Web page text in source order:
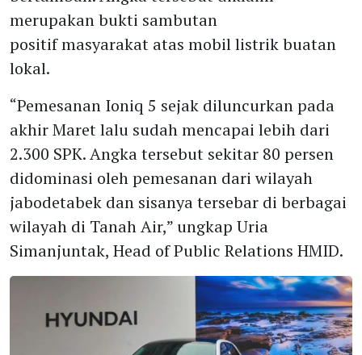
merupakan bukti sambutan
positif masyarakat atas mobil listrik buatan
lokal.
“Pemesanan Ioniq 5 sejak diluncurkan pada
akhir Maret lalu sudah mencapai lebih dari
2.300 SPK. Angka tersebut sekitar 80 persen
didominasi oleh pemesanan dari wilayah
jabodetabek dan sisanya tersebar di berbagai
wilayah di Tanah Air,” ungkap Uria
Simanjuntak, Head of Public Relations HMID.